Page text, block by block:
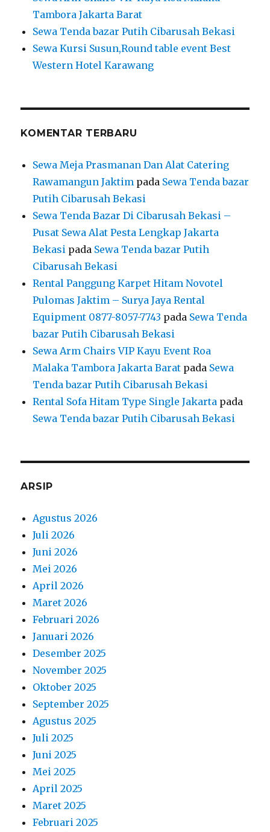
Tambora Jakarta Barat
Sewa Tenda bazar Putih Cibarusah Bekasi
Sewa Kursi Susun,Round table event Best
Western Hotel Karawang
KOMENTAR TERBARU
Sewa Meja Prasmanan Dan Alat Catering
Rawamangun Jaktim pada Sewa Tenda bazar
Putih Cibarusah Bekasi
Sewa Tenda Bazar Di Cibarusah Bekasi –
Pusat Sewa Alat Pesta Lengkap Jakarta
Bekasi pada Sewa Tenda bazar Putih
Cibarusah Bekasi
Rental Panggung Karpet Hitam Novotel
Pulomas Jaktim – Surya Jaya Rental
Equipment 0877-8057-7743 pada Sewa Tenda
bazar Putih Cibarusah Bekasi
Sewa Arm Chairs VIP Kayu Event Roa
Malaka Tambora Jakarta Barat pada Sewa
Tenda bazar Putih Cibarusah Bekasi
Rental Sofa Hitam Type Single Jakarta pada
Sewa Tenda bazar Putih Cibarusah Bekasi
ARSIP
Agustus 2026
Juli 2026
Juni 2026
Mei 2026
April 2026
Maret 2026
Februari 2026
Januari 2026
Desember 2025
November 2025
Oktober 2025
September 2025
Agustus 2025
Juli 2025
Juni 2025
Mei 2025
April 2025
Maret 2025
Februari 2025